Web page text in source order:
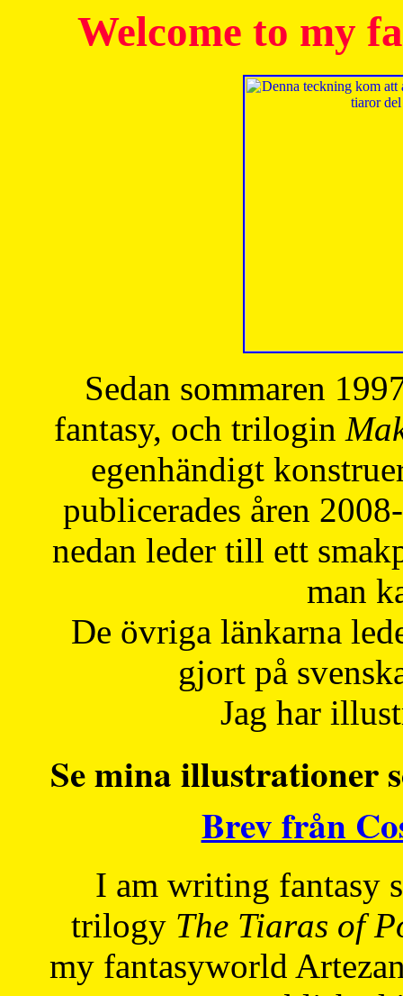
Welcome to my
Sedan sommaren
fantasy, och trilogin
egenhändigt
publicerades åren
nedan leder till ett
man
De övriga länkarna
gjort på
Jag har
Se mina illustrationer
Brev från
I am writing fantasy
trilogy The Tiaras of
my fantasyworld